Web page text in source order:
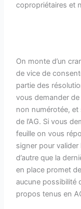
copropriétaires et
On monte d’un
de vice de
partie des
vous demander
non numérotée,
de l’AG. Si vous
feuille on vous
signer pour valider
d’autre que la
en place promet
aucune possibilité
propos tenus en